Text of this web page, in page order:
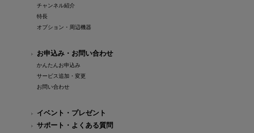
チャンネル紹介
特長
オプション・周辺機器
お申込み・お問い合わせ
かんたんお申込み
サービス追加・変更
お問い合わせ
イベント・プレゼント
サポート・よくある質問